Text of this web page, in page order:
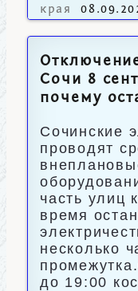
края
Сочи 8
почему
Сочинские
проводят
часть улиц
время
несколько
до 19:00